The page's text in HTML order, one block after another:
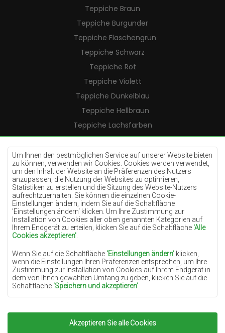
Um Ihnen den bestmöglichen Service auf unserer Website bieten
zu können, verwenden wir Cookies. Cookies werden verwendet,
um den Inhalt der Website an die Präferenzen des Nutzers
anzupassen, die Nutzung der Websites zu optimieren,
Statistiken zu erstellen und die Sitzung des Website-Nutzers
aufrechtzuerhalten. Sie können die einzelnen Cookie-
Einstellungen ändern, indem Sie auf die Schaltfläche
'Einstellungen ändern‘ klicken. Um Ihre Zustimmung zur
Installation von Cookies aller oben genannten Kategorien auf
Ihrem Endgerät zu erteilen, klicken Sie auf die Schaltfläche 'Alle
Cookies akzeptieren'
Wenn Sie auf die Schaltfläche 'Einstellungen ändern' klicken,
wenn die Einstellungen Ihren Präferenzen entsprechen, um Ihre
Zustimmung zur Installation von Cookies auf Ihrem Endgerät in
dem von Ihnen gewählten Umfang zu geben, klicken Sie auf die
Schaltfläche 'Speichern und akzeptieren'
Grundlage für die Verarbeitung das berechtigte Interesse des
Datenverwalters (TEPPICHECHEMEX) oder Dritter in Form der
Bereitstellung qualitativ hochwertiger Dienste auf unserer
Akzeptieren Sie alle Cookies
Teppiche Braun
Teppiche Burgunder
Teppiche Flaschengrün
Teppiche Schwarz
Teppiche Rot
Teppiche Violett
Teppiche Dunkelblau
Teppiche Hellbraun
Teppiche Lachsfarben
Teppiche Cremefarben
Teppiche Lilac
Teppiche Gelb
Teppiche Pfefferminz
Teppiche Blau
Teppiche Orange
Teppiche Rosa
Teppiche Terrakotte
Teppiche Grün
Teppiche Golden
Copyright 2022Teppiche Chemex.Alle Rechte